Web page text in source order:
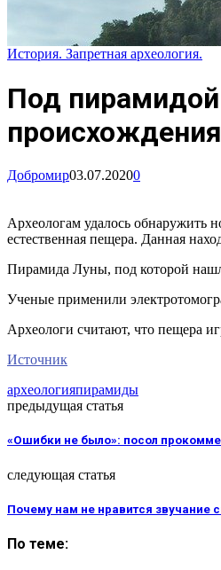
История. Запретная археология.
Под
происхождения
Добромир03.07.20200
Археологам удалось обнаружить
естественная пещера. Данная
Пирамида Луны, под которой
Ученые применили
Археологи считают, что пещера
Источник
археологияпирамиды
предыдущая статья
«Ошибки не было»: посол
следующая статья
Почему нам не нравится звучание
По теме: